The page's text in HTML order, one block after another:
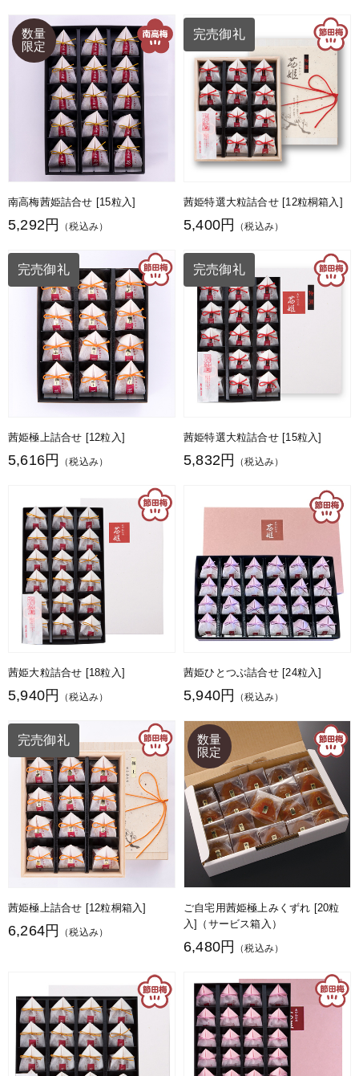
南高梅茜姫詰合せ [15粒入]
5,292円 （税込み）
茜姫特選大粒詰合せ [12粒桐箱入]
5,400円 （税込み）
完売御礼
茜姫極上詰合せ [12粒入]
5,616円 （税込み）
完売御礼
茜姫特選大粒詰合せ [15粒入]
5,832円 （税込み）
完売御礼
茜姫大粒詰合せ [18粒入]
5,940円 （税込み）
茜姫ひとつぶ詰合せ [24粒入]
5,940円 （税込み）
茜姫極上詰合せ [12粒桐箱入]
6,264円 （税込み）
完売御礼
ご自宅用茜姫極上みくずれ [20粒
入]（サービス箱入）
6,480円 （税込み）